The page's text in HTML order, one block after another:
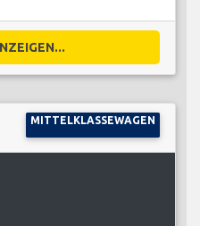
MITTELKLASSEWAGEN